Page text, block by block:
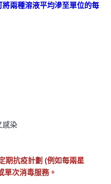
兩種溶液平均滲至單位的每
感染
期抗疫計劃 (例如每兩星
單次消毒服務。